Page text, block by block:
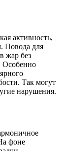
активность,
Повода для
жар без
Особенно
Так могут
нарушения.
фоне